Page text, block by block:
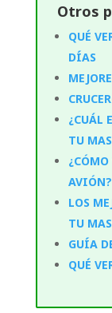
Otros
QUÉ
DÍAS
¿CUÁL
TU
AVIÓN?
LOS
TU
GUÍA
QUÉ